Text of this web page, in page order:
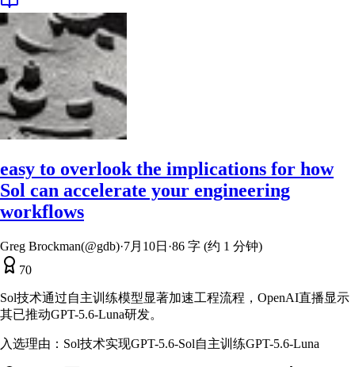
easy to overlook the implications for how
Sol can accelerate your engineering
workflows
Greg Brockman(@gdb)·7月10日 ·86 字 (约 1 分钟)
70
Sol技术通过自主训练模型显著加速工程流程，OpenAI直播显示
其已推动GPT-5.6-Luna研发。
入选理由： Sol技术实现GPT-5.6-Sol自主训练GPT-5.6-Luna